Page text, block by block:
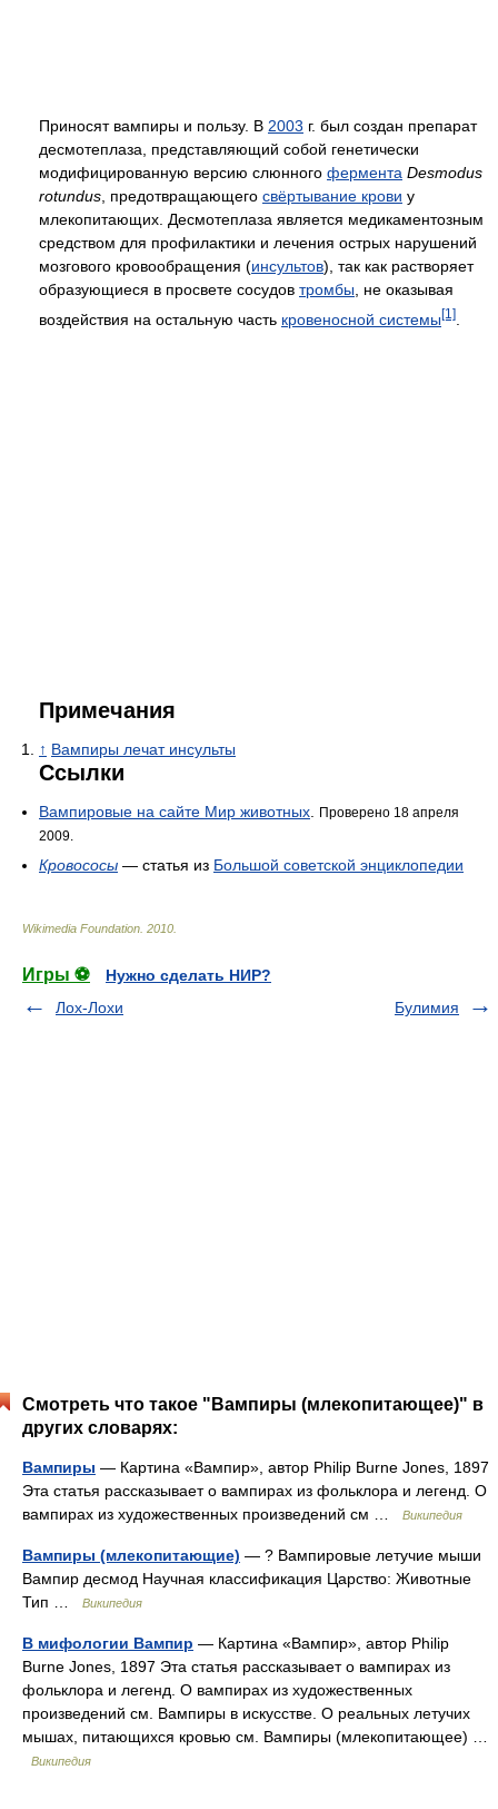
Приносят вампиры и пользу. В 2003 г. был создан препарат
десмотеплаза, представляющий собой генетически
модифицированную версию слюнного фермента Desmodus
rotundus , предотвращающего свёртывание крови у
млекопитающих. Десмотеплаза является медикаментозным
средством для профилактики и лечения острых нарушений
мозгового кровообращения (инсультов), так как растворяет
образующиеся в просвете сосудов тромбы , не оказывая
воздействия на остальную часть кровеносной системы[1]
Примечания
↑ Вампиры лечат инсульты
Ссылки
Вампировые на сайте Мир животных
Проверено 18 апреля
2009.
Кровососы — статья из Большой советской энциклопедии
Wikimedia Foundation 2010
Игры ⚽
Нужно сделать НИР?
Лох-Лохи
Булимия
Смотреть что такое "Вампиры (млекопитающее)" в
других словарях:
Вампиры — Картина «Вампир», автор Philip Burne Jones, 1897
Эта статья рассказывает о вампирах из фольклора и легенд. О
вампирах из художественных произведений см …
Википедия
Вампиры (млекопитающие) — ? Вампировые летучие мыши
Вампир десмод Научная классификация Царство: Животные
Тип …
Википедия
В мифологии Вампир — Картина «Вампир», автор Philip
Burne Jones, 1897 Эта статья рассказывает о вампирах из
фольклора и легенд. О вампирах из художественных
произведений см. Вампиры в искусстве. О реальных летучих
мышах, питающихся кровью см. Вампиры (млекопитающее) …
Википедия